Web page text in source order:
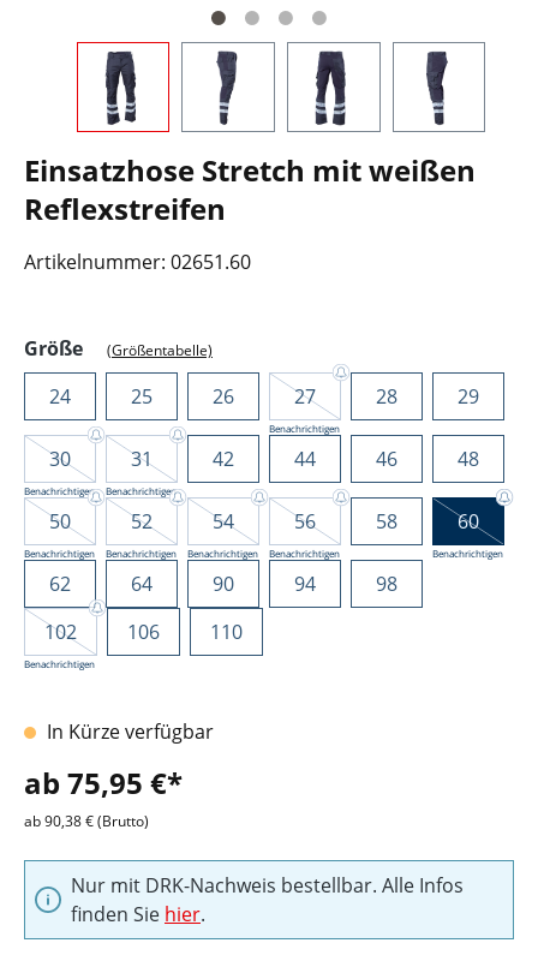
Einsatzhose Stretch mit weißen
Reflexstreifen
Artikelnummer: 02651.60
Größeauswählen
(Größentabelle)
24 25 26 27
Benachrichtigen
28 29
30
Benachrichtigen
31
Benachrichtigen
42 44 46 48
50
Benachrichtigen
52
Benachrichtigen
54
Benachrichtigen
56
Benachrichtigen
58 60
Benachrichtigen
62 64 90 94
98
102
Benachrichtigen
106 110
In Kürze verfügbar
ab 75,95 €*
ab 90,38 € (Brutto)
Nur mit DRK-Nachweis bestellbar. Alle Infos
finden Sie hier.